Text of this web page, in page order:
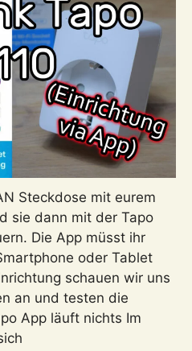
Steckdose mit eurem
sie dann mit der Tapo
Die App müsst ihr
oder Tablet
schauen wir uns
an und testen die
App läuft nichts Im